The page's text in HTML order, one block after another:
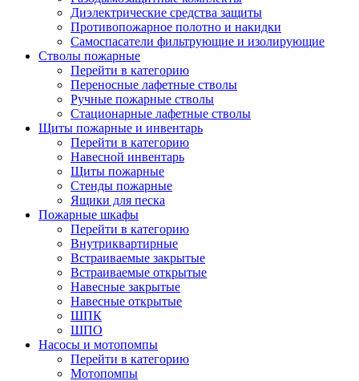
Диэлектрические средства защиты
Противопожарное полотно и накидки
Самоспасатели фильтрующие и изолирующие
Стволы пожарные
Перейти в категорию
Переносные лафетные стволы
Ручные пожарные стволы
Стационарные лафетные стволы
Щиты пожарные и инвентарь
Перейти в категорию
Навесной инвентарь
Щиты пожарные
Стенды пожарные
Ящики для песка
Пожарные шкафы
Перейти в категорию
Внутриквартирные
Встраиваемые закрытые
Встраиваемые открытые
Навесные закрытые
Навесные открытые
ШПК
ШПО
Насосы и мотопомпы
Перейти в категорию
Мотопомпы